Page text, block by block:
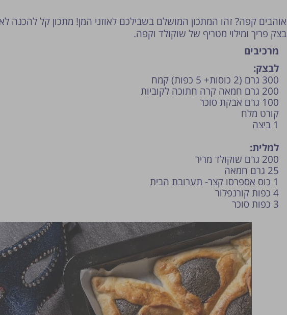
אוהבים קפה? זהו המתכון המושלם בשבילכם לאוזני המן! מתכון קל להכנה
בצק פריך ומילוי מטריף של שוקולד וקפה.
מרכיבים
לבצק:
300 גרם (2 כוסות+ 5 כפות) קמח
200 גרם חמאה קרה חתוכה לקוביות
100 גרם אבקת סוכר
קורט מלח
1 ביצה
למלית:
200 גרם שוקולד מריר
25 גרם חמאה
1 כוס אספרסו קצר- תערובת הבית
4 כפות קורנפלור
3 כפות סוכר